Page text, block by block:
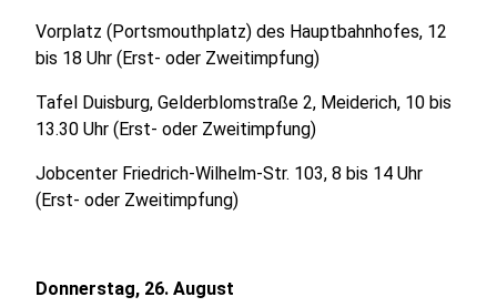
Vorplatz (Portsmouthplatz) des Hauptbahnhofes, 12
bis 18 Uhr (Erst- oder Zweitimpfung)
Tafel Duisburg, Gelderblomstraße 2, Meiderich, 10 bis
13.30 Uhr (Erst- oder Zweitimpfung)
Jobcenter Friedrich-Wilhelm-Str. 103, 8 bis 14 Uhr
(Erst- oder Zweitimpfung)
Donnerstag, 26. August